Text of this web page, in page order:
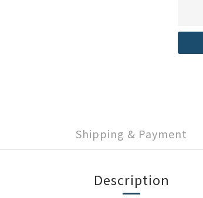
Shipping & Payment
Description